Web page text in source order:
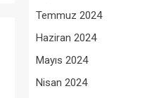
Temmuz 2024
Haziran 2024
Mayıs 2024
Nisan 2024